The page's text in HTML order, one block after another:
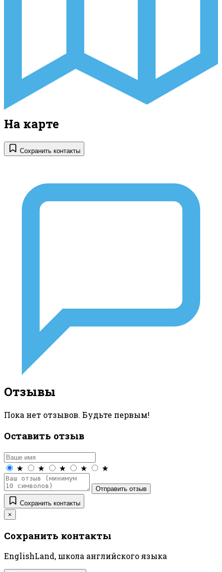
На карте
Сохранить контакты
Отзывы
Пока нет отзывов. Будьте первым!
Оставить отзыв
★ ★ ★ ★ ★
Отправить отзыв
Сохранить контакты
×
Сохранить контакты
EnglishLand, школа английского языка